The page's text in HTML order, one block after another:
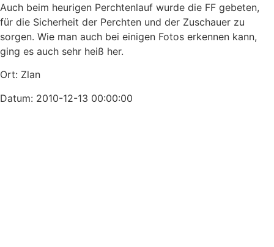
Auch beim heurigen Perchtenlauf wurde die FF gebeten,
für die Sicherheit der Perchten und der Zuschauer zu
sorgen. Wie man auch bei einigen Fotos erkennen kann,
ging es auch sehr heiß her.
Ort: Zlan
Datum: 2010-12-13 00:00:00